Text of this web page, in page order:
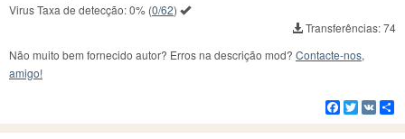
Virus Taxa de detecção:0% (0/62)
Transferências: 74
Não muito bem fornecido autor? Erros na descrição mod? Contacte-nos,
amigo!
Facebook
Twitter
VK